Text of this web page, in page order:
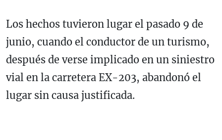
Los hechos tuvieron lugar el pasado 9 de
junio, cuando el conductor de un turismo,
después de verse implicado en un siniestro
vial en la carretera EX-203, abandonó el
lugar sin causa justificada.